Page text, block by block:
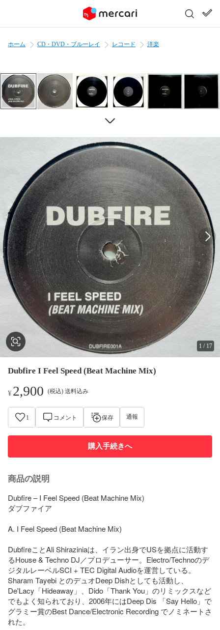
ホーム CD・DVD・ブルーレイ レコード 洋楽
1 / 17
Dubfire I Feel Speed (Beat Machine Mix)
¥2,900 (税込) 送料込み
1 コメント 保存 通報
購入手続きへ
商品の説明
Dubfire – I Feel Speed (Beat Machine Mix)
ダブファイア
A. I Feel Speed (Beat Machine Mix)
DubfireことAli Shiraziniaは、イラン出身でUSを拠点に活動す
るHouse & Techno DJ／プロデューサー。Electro/Technoのデ
ジタルレーベルSCI + TEC Digital Audioを運営している。
Sharam Tayebi とのデュオDeep Dishとしても活動し、
De'Lacy「Hideaway」、Dido「Thank You」のリミックスなど
でもよく知られており、2006年にはDeep Dis 「Say Hello」で
グラミー賞のBest Dance/Electronic Recording でノミネートさ
れた。